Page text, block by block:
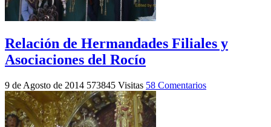
Relación de Hermandades Filiales y
Asociaciones del Rocío
9 de Agosto de 2014 573845 Visitas 58 Comentarios